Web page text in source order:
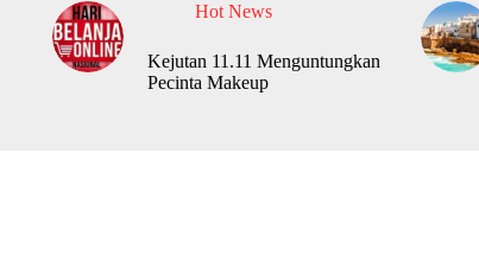
Hot News
Kejutan 11.11 Menguntungkan
Pecinta Makeup